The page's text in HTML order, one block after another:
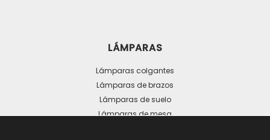
LÁMPARAS
Lámparas colgantes
Lámparas de brazos
Lámparas de suelo
Lámparas de mesa